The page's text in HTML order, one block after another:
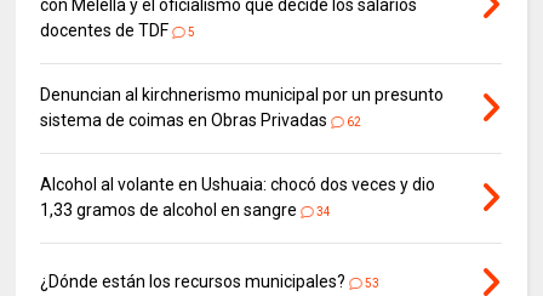
con Melella y el oficialismo que decide los salarios
docentes de TDF
5
Denuncian al kirchnerismo municipal por un presunto
sistema de coimas en Obras Privadas
62
Alcohol al volante en Ushuaia: chocó dos veces y dio
1,33 gramos de alcohol en sangre
34
¿Dónde están los recursos municipales? 53